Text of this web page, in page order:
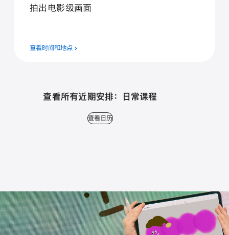
拍⁠出电⁠影⁠级画⁠面
查看时间和地点
查看所有近期安排： 日常课程
查看日历